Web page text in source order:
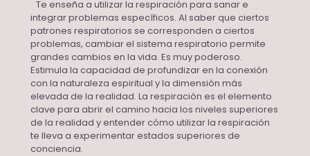
Te enseña a utilizar la respiración para sanar e
integrar problemas específicos. Al saber que ciertos
patrones respiratorios se corresponden a ciertos
problemas, cambiar el sistema respiratorio permite
grandes cambios en la vida. Es muy poderoso.
Estimula la capacidad de profundizar en la conexión
con la naturaleza espiritual y la dimensión más
elevada de la realidad. La respiración es el elemento
clave para abrir el camino hacia los niveles superiores
de la realidad y entender cómo utilizar la respiración
te lleva a experimentar estados superiores de
conciencia.